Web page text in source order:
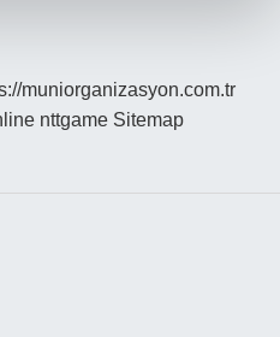
muniorganizasyon.com.tr
nttgame Sitemap